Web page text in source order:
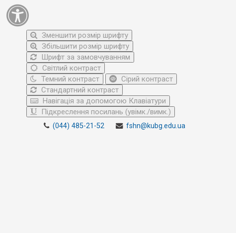
Зменшити розмір шрифту
Збільшити розмір шрифту
Шрифт за замовчуванням
Світлий контраст
Темний контраст
Сірий контраст
Стандартний контраст
Навігація за допомогою Клавіатури
Підкреслення посилань (увімк./вимк.)
(044) 485-21-52 fshn@kubg.edu.ua